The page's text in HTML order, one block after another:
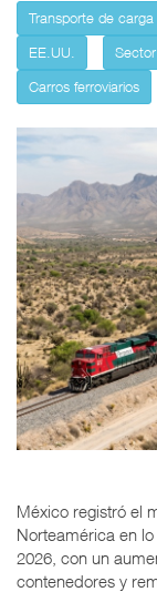
Transporte de carga
EE.UU.
Carros ferroviarios
México registró el
Norteamérica en
2026, con un
contenedores y